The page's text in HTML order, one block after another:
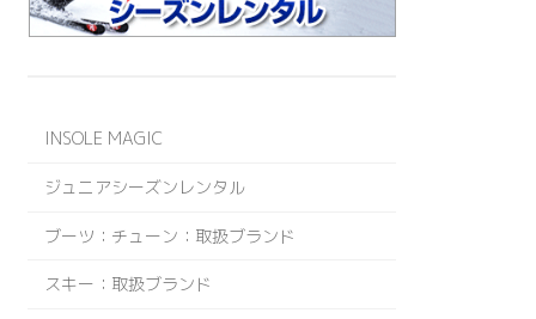
INSOLE MAGIC
ジュニアシーズンレンタル
ブーツ：チューン：取扱ブランド
スキー：取扱ブランド